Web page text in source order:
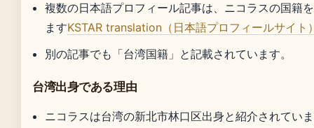
複数の日本語プロフィール記事は、ニコラスの国籍
ますKSTAR translation（日本語プロフィールサイト
別の記事でも「台湾国籍」と記載されています。
台湾出身である理由
ニコラスは台湾の新北市林口区出身と紹介されてい